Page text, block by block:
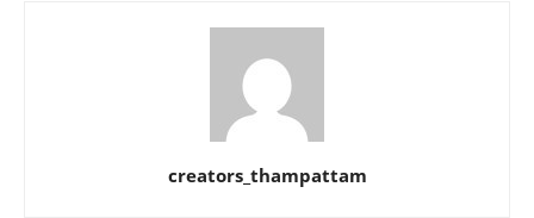
creators_thampattam